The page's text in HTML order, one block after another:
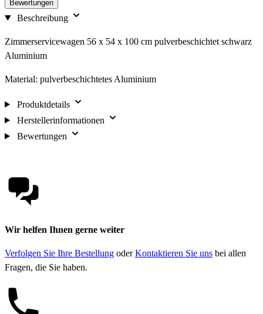
Bewertungen
Beschreibung
Zimmerservicewagen 56 x 54 x 100 cm pulverbeschichtet schwarz
Aluminium
Material: pulverbeschichtetes Aluminium
Produktdetails
Herstellerinformationen
Bewertungen
Wir helfen Ihnen gerne weiter
Verfolgen Sie Ihre Bestellung oderKontaktieren Sie uns bei allen
Fragen, die Sie haben.